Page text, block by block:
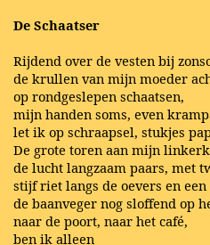
De Schaatser
Rijdend over de vesten bij
de krullen van mijn moeder
op rondgeslepen schaatsen,
mijn handen soms, even
let ik op schraapsel, stukjes
De grote toren aan mijn
de lucht langzaam paars, met
stijf riet langs de oevers en
de baanveger nog sloffend op
naar de poort, naar het café,
ben ik alleen